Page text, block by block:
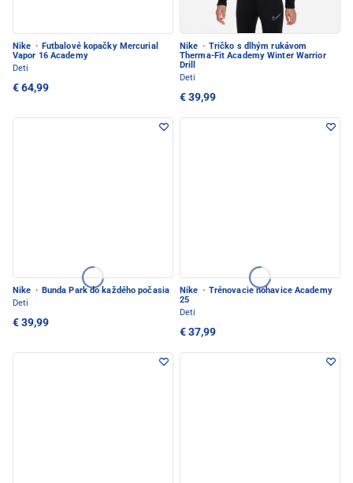
Nike · Futbalové kopačky Mercurial
Vapor 16 Academy
Deti
€ 64,99
Nike · Tričko s dlhým rukávom
Therma-Fit Academy Winter Warrior
Drill
Deti
€ 39,99
Nike · Bunda Park do každého počasia
Deti
€ 39,99
Nike · Trénovacie nohavice Academy
25
Deti
€ 37,99